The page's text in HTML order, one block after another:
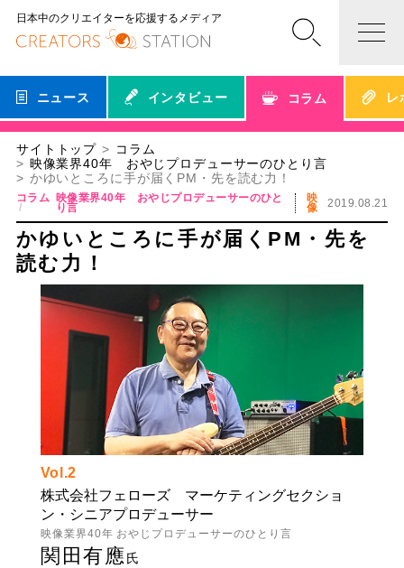
日本中のクリエイターを応援するメディア
ニュース インタビュー コラム レ
サイトトップ
コラム
映像業界40年 おやじプロデューサーのひとり言
かゆいところに手が届くPM・先を読む力！
コラム 映像業界40年 おやじプロデューサーのひと
り言
映
像 2019.08.21
かゆいところに手が届くPM・先を
読む力！
Vol.2
株式会社フェローズ マーケティングセクショ
ン・シニアプロデューサー
映像業界40年 おやじプロデューサーのひとり言
関田有應 氏